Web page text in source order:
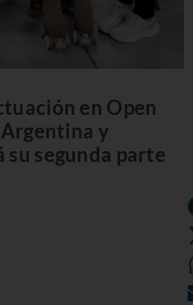
en Open
y
segunda parte